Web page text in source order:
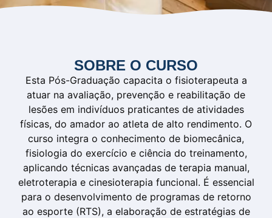
SOBRE O CURSO
Esta Pós-Graduação capacita o fisioterapeuta a
atuar na avaliação, prevenção e reabilitação de
lesões em indivíduos praticantes de atividades
físicas, do amador ao atleta de alto rendimento. O
curso integra o conhecimento de biomecânica,
fisiologia do exercício e ciência do treinamento,
aplicando técnicas avançadas de terapia manual,
eletroterapia e cinesioterapia funcional. É essencial
para o desenvolvimento de programas de retorno
ao esporte (RTS), a elaboração de estratégias de